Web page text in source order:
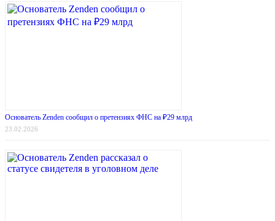
Основатель Zenden сообщил о претензиях ФНС на ₽29 млрд
23.02.2026